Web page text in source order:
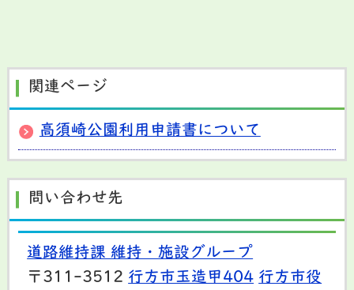
関連ページ
高須崎公園利用申請書について
問い合わせ先
道路維持課 維持・施設グループ
〒311-3512 行方市玉造甲404 行方市役